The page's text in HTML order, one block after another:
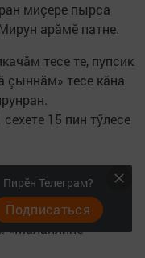
миçере пырса
арăмӗ патне.
тесе те, пупсик
çыннăм» тесе кăна
15 пин тӳлесе
пуçланаççӗ-ха,
«Малаллине
Пирӗн Телеграм?
Подписаться